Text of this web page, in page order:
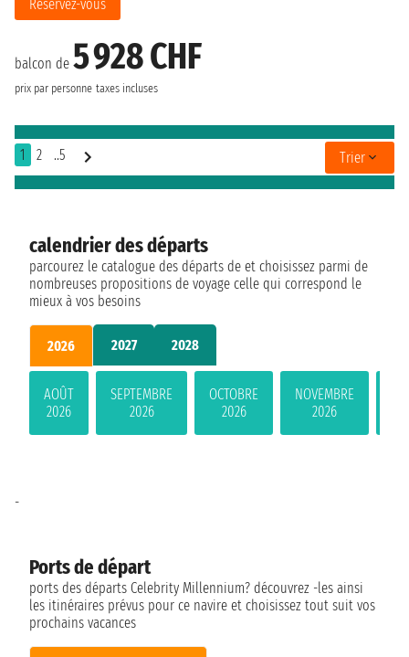
balcon de 5 928 CHF
prix par personne taxes incluses
Réservez-vous
1 2 ..5 Trier
calendrier des départs
parcourez le catalogue des départs de et choisissez parmi de
nombreuses propositions de voyage celle qui correspond le
mieux à vos besoins
2026 2027 2028
AOÛT
2026
SEPTEMBRE
2026
OCTOBRE
2026
NOVEMBRE
2026
Ports de départ
ports des départs Celebrity Millennium? découvrez -les ainsi
les itinéraires prévus pour ce navire et choisissez tout suit vos
prochains vacances
-